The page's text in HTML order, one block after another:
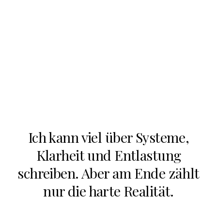
Ich kann viel über Systeme,
Klarheit und Entlastung
schreiben. Aber am Ende zählt
nur die harte Realität.